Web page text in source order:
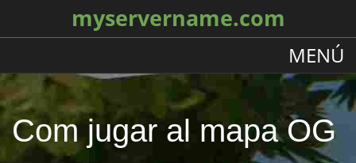
myservername.com
MENÚ
Com jugar al mapa OG